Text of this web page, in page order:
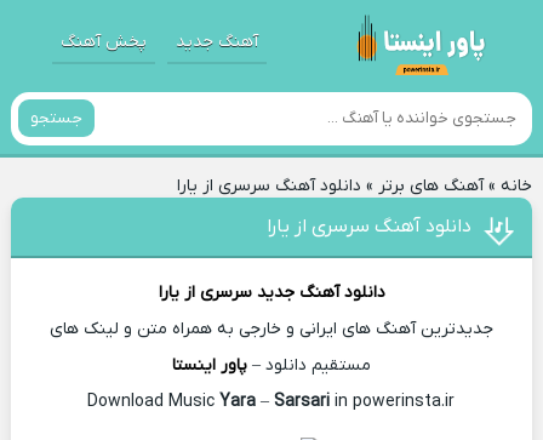
آهنگ جدید پخش آهنگ
جستجو
خانه»آهنگ های برتر » دانلود آهنگ سرسری از یارا
دانلود آهنگ سرسری از یارا
دانلود آهنگ جدید سرسری ازیارا
جدیدترین آهنگ های ایرانی و خارجی به همراه متن و لینک های
مستقیم دانلود – پاور اینستا
Yara – Sarsari in powerinsta.ir